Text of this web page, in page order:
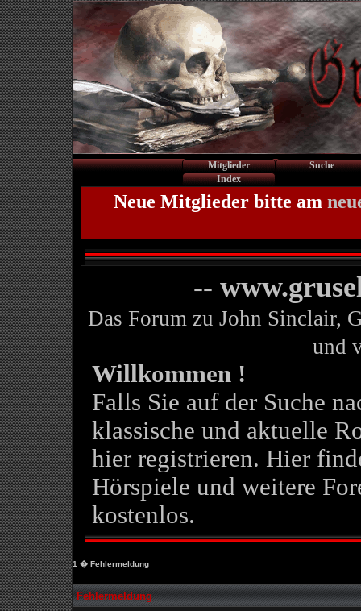
Mitglieder
Suche
Index
Neue Mitglieder bitte am
--
Das Forum zu John Sinclair,
und
Willkommen !
Falls Sie auf der Suche
klassische und aktuelle
hier registrieren. Hier
Hörspiele und weitere
kostenlos.
1 � Fehlermeldung
Fehlermeldung